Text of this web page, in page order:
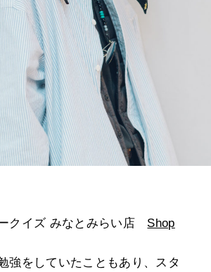
クイズ みなとみらい店 Shop
強をしていたこともあり、スタ